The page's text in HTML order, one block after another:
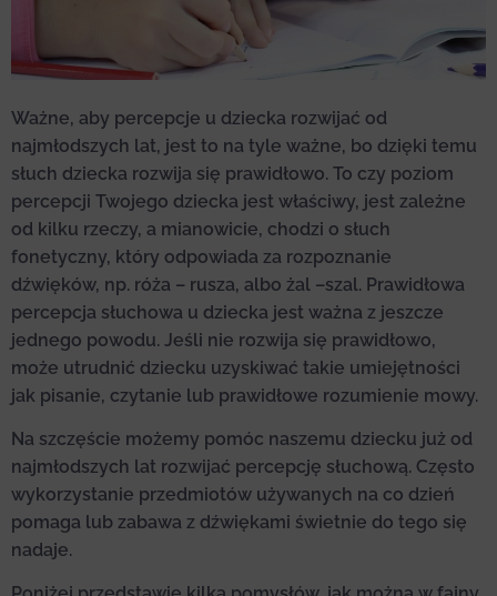
Ważne, aby percepcje u dziecka rozwijać od
najmłodszych lat, jest to na tyle ważne, bo dzięki temu
słuch dziecka rozwija się prawidłowo. To czy poziom
percepcji Twojego dziecka jest właściwy, jest zależne
od kilku rzeczy, a mianowicie, chodzi o słuch
fonetyczny, który odpowiada za rozpoznanie
dźwięków, np. róża – rusza, albo żal –szal. Prawidłowa
percepcja słuchowa u dziecka jest ważna z jeszcze
jednego powodu. Jeśli nie rozwija się prawidłowo,
może utrudnić dziecku uzyskiwać takie umiejętności
jak pisanie, czytanie lub prawidłowe rozumienie mowy.
Na szczęście możemy pomóc naszemu dziecku już od
najmłodszych lat rozwijać percepcję słuchową. Często
wykorzystanie przedmiotów używanych na co dzień
pomaga lub zabawa z dźwiękami świetnie do tego się
nadaje.